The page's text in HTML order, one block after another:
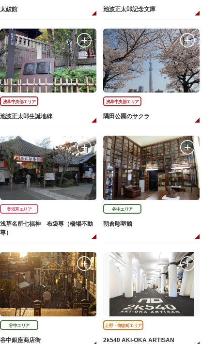
太皷館 池波正太郎記念文庫
浅草中央部エリア
池波正太郎生誕地碑
浅草中央部エリア
隅田公園のサクラ
奥浅草エリア
浅草名所七福神 布袋尊（橋場不動
尊）
谷中エリア
朝倉彫塑館
谷中エリア
谷中銀座商店街
上野・御徒町エリア
2k540 AKI-OKA ARTISAN